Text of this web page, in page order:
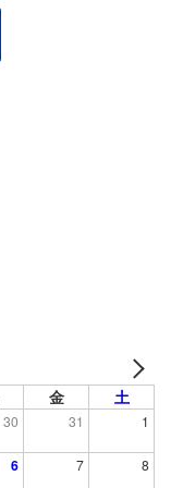
金 土
30 31 1
6 7 8